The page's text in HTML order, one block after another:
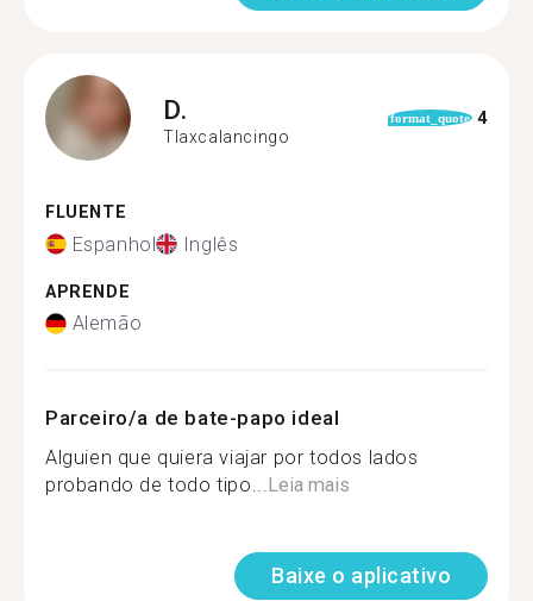
D.
Tlaxcalancingo
format_quote 4
FLUENTE
Espanhol Inglês
APRENDE
Alemão
Parceiro/a de bate-papo ideal
Alguien que quiera viajar por todos lados
probando de todo tipo...Leia mais
Baixe o aplicativo